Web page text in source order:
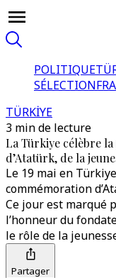
POLITIQUE
SÉLECTION
TÜRKİYE
3 min de lecture
La Türkiye célèbre
d’Atatürk, de la
Le 19 mai en
commémoration
Ce jour est marqué
l’honneur du
le rôle de la
Partager